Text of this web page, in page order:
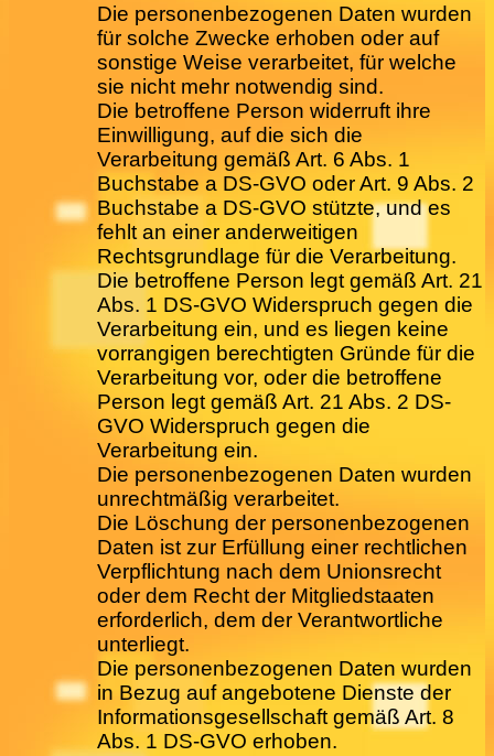
Die personenbezogenen Daten wurden
für solche Zwecke erhoben oder auf
sonstige Weise verarbeitet, für welche
sie nicht mehr notwendig sind.
Die betroffene Person widerruft ihre
Einwilligung, auf die sich die
Verarbeitung gemäß Art. 6 Abs. 1
Buchstabe a DS-GVO oder Art. 9 Abs. 2
Buchstabe a DS-GVO stützte, und es
fehlt an einer anderweitigen
Rechtsgrundlage für die Verarbeitung.
Die betroffene Person legt gemäß Art. 21
Abs. 1 DS-GVO Widerspruch gegen die
Verarbeitung ein, und es liegen keine
vorrangigen berechtigten Gründe für die
Verarbeitung vor, oder die betroffene
Person legt gemäß Art. 21 Abs. 2 DS-
GVO Widerspruch gegen die
Verarbeitung ein.
Die personenbezogenen Daten wurden
unrechtmäßig verarbeitet.
Die Löschung der personenbezogenen
Daten ist zur Erfüllung einer rechtlichen
Verpflichtung nach dem Unionsrecht
oder dem Recht der Mitgliedstaaten
erforderlich, dem der Verantwortliche
unterliegt.
Die personenbezogenen Daten wurden
in Bezug auf angebotene Dienste der
Informationsgesellschaft gemäß Art. 8
Abs. 1 DS-GVO erhoben.